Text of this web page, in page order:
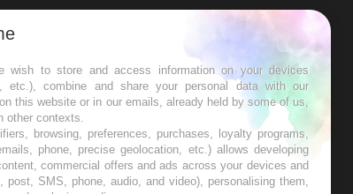
les meilleures
wish to store and access information on your devices
etc.), combine and share your personal data with our
this website or in our emails, already held by some of us,
other contexts.
browsing, preferences, purchases, loyalty programs,
phone, precise geolocation, etc.) allows developing
commercial offers and ads across your devices and
post, SMS, phone, audio, and video), personalising them,